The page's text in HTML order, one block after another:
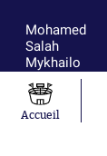
Mohamed
Salah
Mykhailo
Mudryk
Neymar
Khalis Merah
Loïs Openda
Accueil